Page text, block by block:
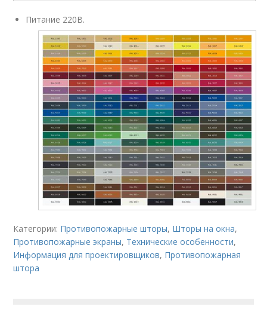
Питание 220В.
Категории: Противопожарные шторы, Шторы на окна,
Противопожарные экраны, Технические особенности,
Информация для проектировщиков, Противопожарная
штора